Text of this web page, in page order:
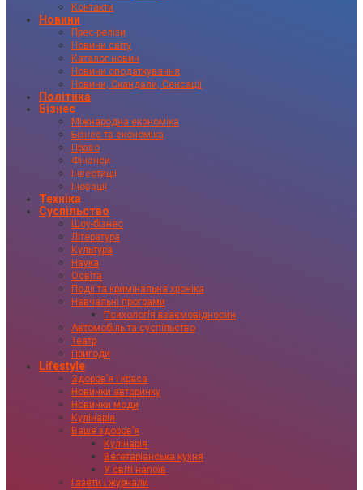
Контакти
Новини
Прес-релізи
Новини світу
Каталог новин
Новини оподаткування
Новини, Скандали, Сенсації
Політика
Бізнес
Міжнародна економіка
Бізнес та економіка
Право
Фінанси
Інвестиції
Іновації
Техніка
Суспільство
Шоу-бізнес
Література
Культура
Наука
Освіта
Події та кримінальна хроніка
Навчальні програми
Психологія взаємовідносин
Автомобіль та суспільство
Театр
Пригоди
Lifestyle
Здоровʼя і краса
Новинки авторинку
Новинки моди
Кулінарія
Ваше здоровʼя
Кулінарія
Вегетаріанська кухня
У світі напоїв
Газети і журнали